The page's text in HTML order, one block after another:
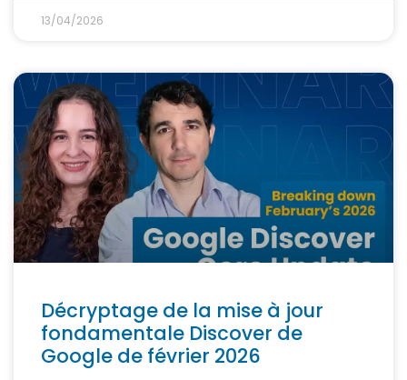
13/04/2026
Décryptage de la mise à jour
fondamentale Discover de
Google de février 2026